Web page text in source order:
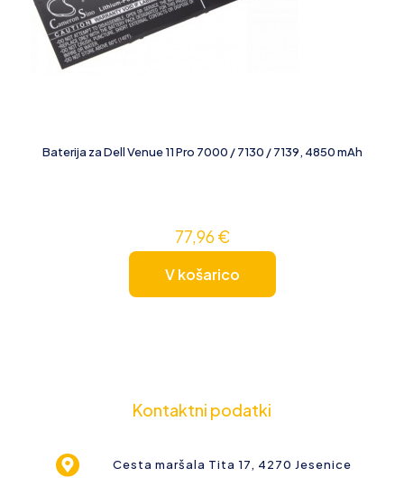
Baterija za Dell Venue 11 Pro 7000 / 7130 / 7139, 4850 mAh
77,96€
V košarico
Kontaktni podatki
Cesta maršala Tita 17, 4270 Jesenice